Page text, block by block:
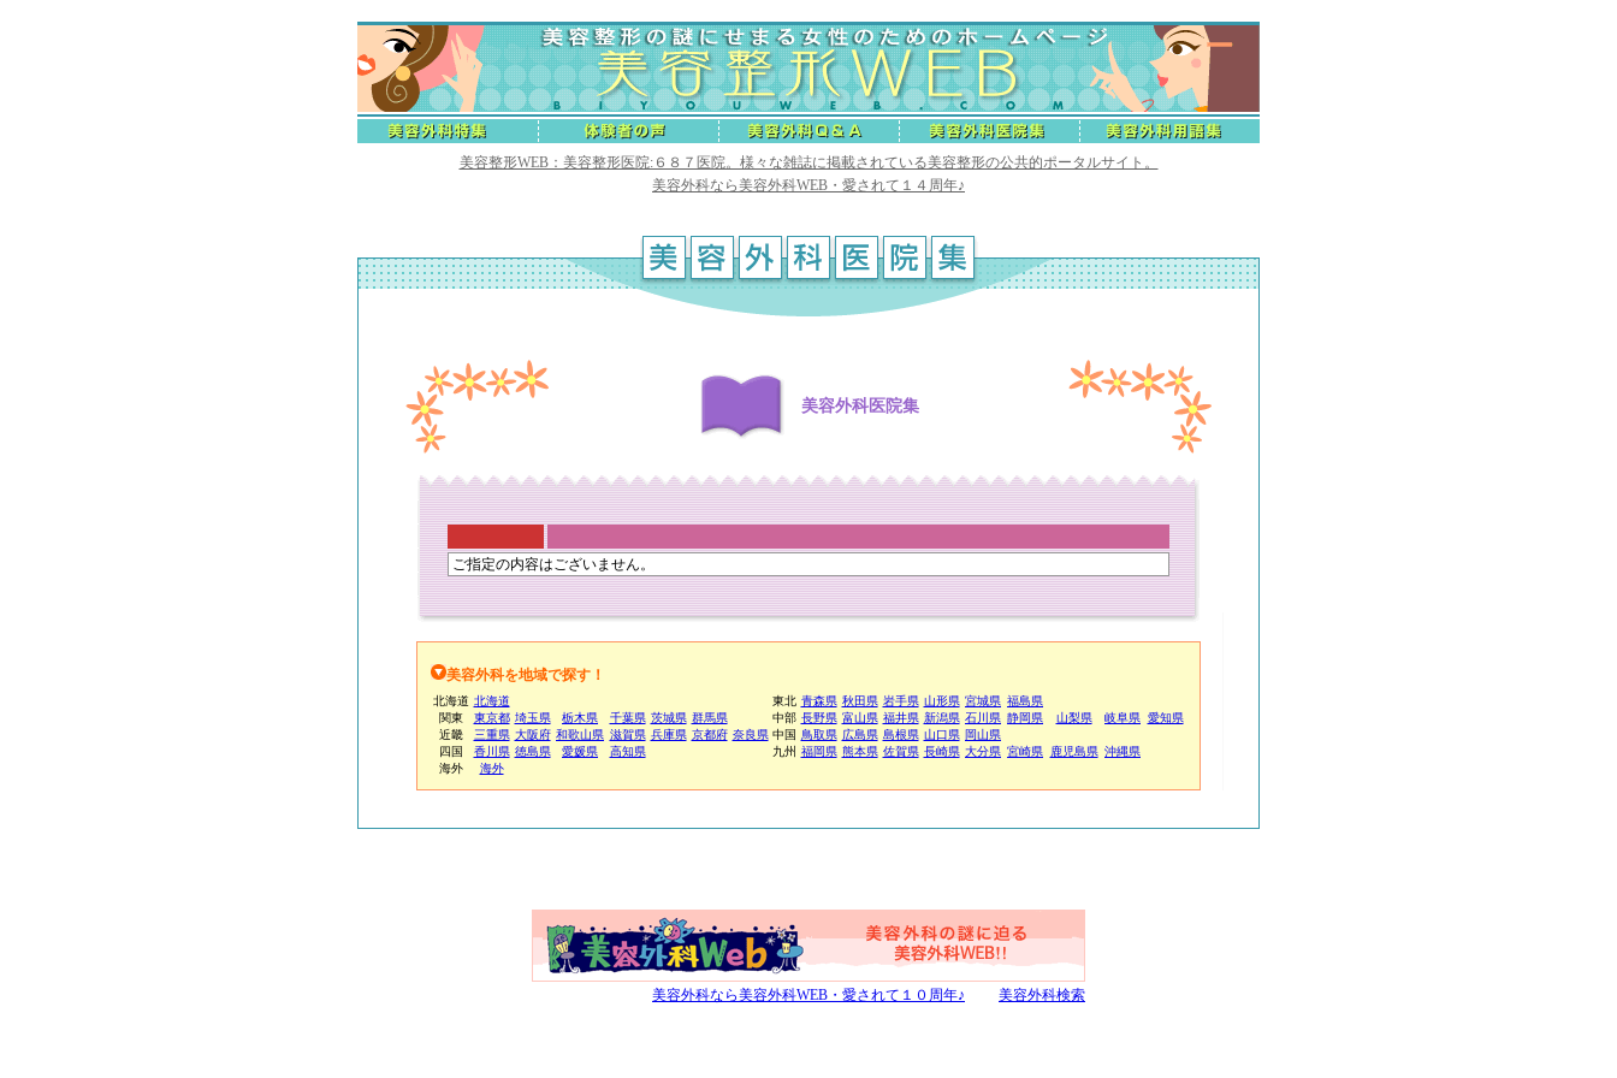
美容整形WEB：美容整形医院:６８７医院。様々な雑誌に掲載されている美容整形の公共的ポータルサイト。
美容外科なら美容外科WEB・愛されて１４周年♪
美容外科医院集
ご指定の内容はございません。
美容外科を地域で探す！
北海道 北海道 東北 青森県 秋田県 岩手県 山形県 宮城県 福島県
関東
東京都 埼玉県 栃木県 千葉県 茨城県 群馬県 中部 長野県 富山県 福井県 新潟県 石川県 静岡県 山梨県 岐阜県 愛知県
近畿
三重県 大阪府 和歌山県 滋賀県 兵庫県 京都府 奈良県 中国 鳥取県 広島県 島根県 山口県 岡山県
四国
香川県 徳島県 愛媛県 高知県 九州 福岡県 熊本県 佐賀県 長崎県 大分県 宮崎県 鹿児島県 沖縄県
海外
海外
美容外科なら美容外科WEB・愛されて１０周年♪ 美容外科検索